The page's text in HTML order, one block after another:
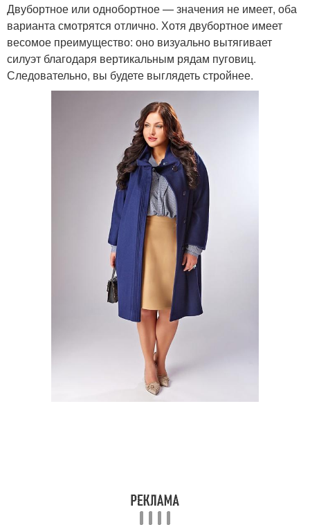
Двубортное или однобортное — значения не имеет, оба
варианта смотрятся отлично. Хотя двубортное имеет
весомое преимущество: оно визуально вытягивает
силуэт благодаря вертикальным рядам пуговиц.
Следовательно, вы будете выглядеть стройнее.